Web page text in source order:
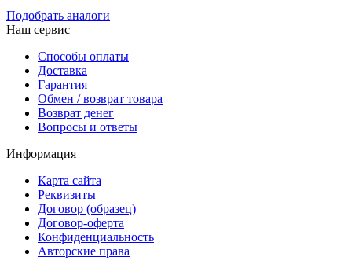
Подобрать аналоги
Наш сервис
Способы оплаты
Доставка
Гарантия
Обмен / возврат товара
Возврат денег
Вопросы и ответы
Информация
Карта сайта
Реквизиты
Договор (образец)
Договор-оферта
Конфиденциальность
Авторские права